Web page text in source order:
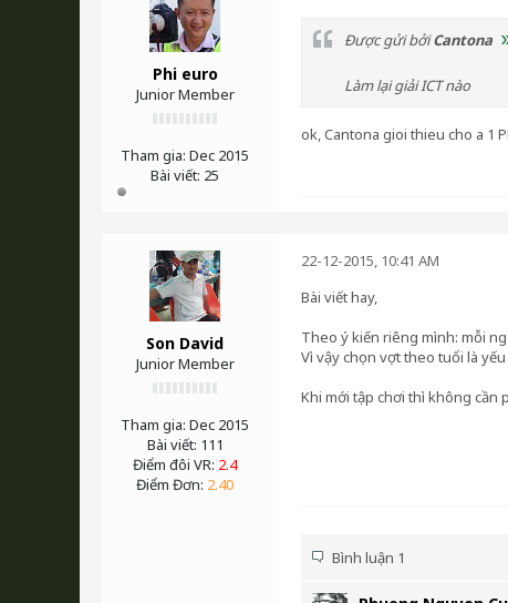
Phi euro
Junior Member
Tham gia: Dec 2015
Bài viết: 25
Được gửi bởiCantona
Làm lại giải ICT nào
ok, Cantona gioi thieu cho a 1
Son David
Junior Member
Tham gia: Dec 2015
Bài viết: 111
Điểm đôi VR: 2.4
Điểm Đơn: 2.40
22-12-2015, 10:41 AM
Bài viết hay,
Theo ý kiến riêng mình: mỗi
Vì vậy chọn vợt theo tuổi là
Khi mới tập chơi thì không cần
Bình luận 1